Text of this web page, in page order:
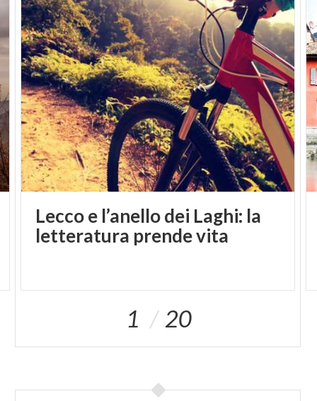
Lecco e l’anello dei Laghi: la
letteratura prende vita
1 20